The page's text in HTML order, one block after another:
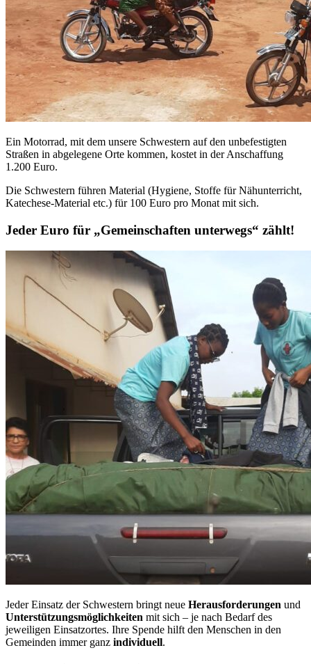
Ein Motorrad, mit dem unsere Schwestern auf den unbefestigten
Straßen in abgelegene Orte kommen, kostet in der Anschaffung
1.200 Euro.
Die Schwestern führen Material (Hygiene, Stoffe für Nähunterricht,
Katechese-Material etc.) für 100 Euro pro Monat mit sich.
Jeder Euro für „Gemeinschaften unterwegs“ zählt!
Jeder Einsatz der Schwestern bringt neue Herausforderungen und
Unterstützungsmöglichkeiten mit sich – je nach Bedarf des
jeweiligen Einsatzortes. Ihre Spende hilft den Menschen in den
Gemeinden immer ganz individuell.